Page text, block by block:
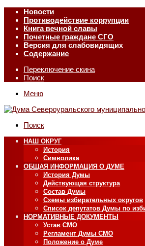
Новости
Противодействие коррупции
Книга вечной славы
Почетные граждане СГО
Версия для слабовидящих
Содержание
Переключение скина
Поиск
Меню
Поиск
НАШ ОКРУГ
История
Символика
ОБЩАЯ ИНФОРМАЦИЯ О ДУМЕ
История Думы
Действующая структура
Состав Думы
Схемы избирательных округов
Список депутатов Думы по
НОРМАТИВНЫЕ ДОКУМЕНТЫ
Устав СМО
Регламент Думы СМО
Положение о Думе